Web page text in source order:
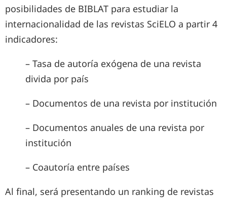
posibilidades de BIBLAT para estudiar la
internacionalidad de las revistas SciELO a partir 4
indicadores:
– Tasa de autoría exógena de una revista
divida por país
– Documentos de una revista por institución
– Documentos anuales de una revista por
institución
– Coautoría entre países
Al final, será presentando un ranking de revistas